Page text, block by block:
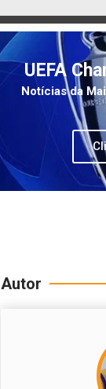
UEFA
Notícias da
Autor